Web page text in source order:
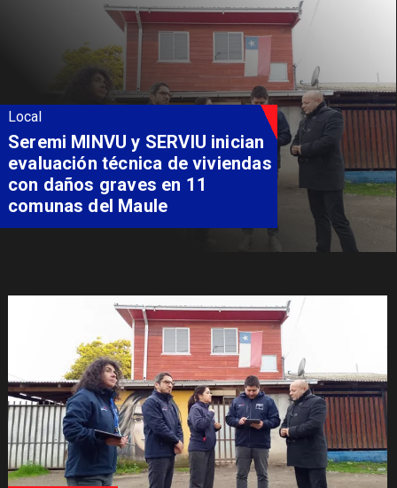
Local
Fondo Orasmi entrega apoyo a
familia de Romeral para
costear alimentación
especializada de niño con
Síndrome de Intestino Corto